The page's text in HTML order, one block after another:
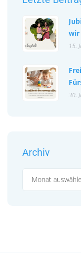
wir
15.
30.
Archiv